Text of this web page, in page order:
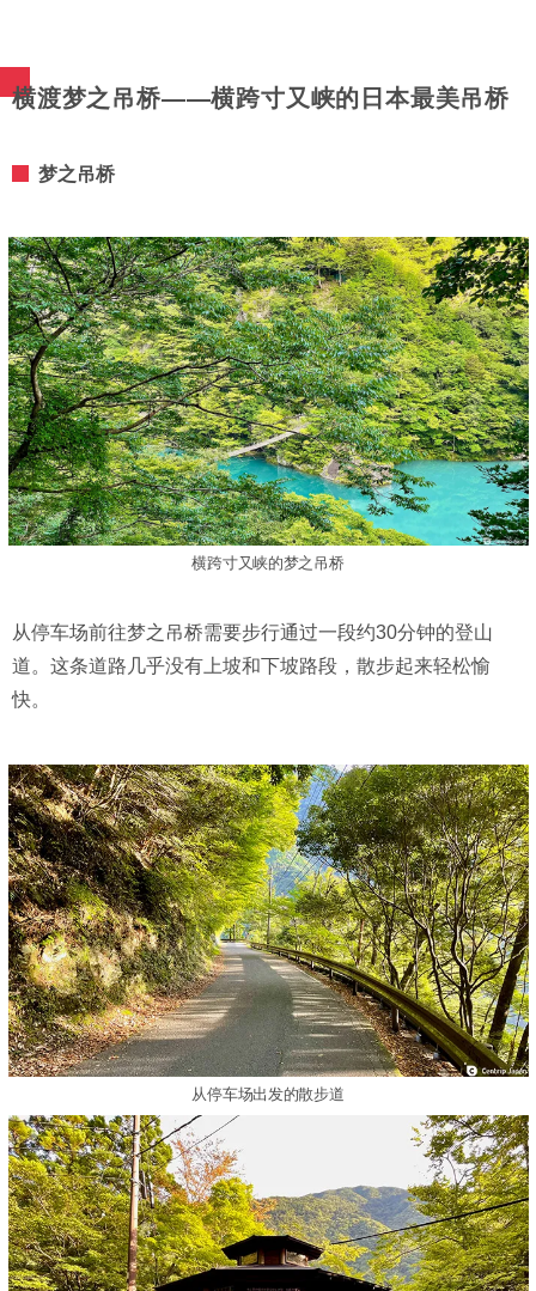
横渡梦之吊桥——横跨寸又峡的日本最美吊桥
梦之吊桥
横跨寸又峡的梦之吊桥
从停车场前往梦之吊桥需要步行通过一段约30分钟的登山
道。这条道路几乎没有上坡和下坡路段，散步起来轻松愉
快。
从停车场出发的散步道